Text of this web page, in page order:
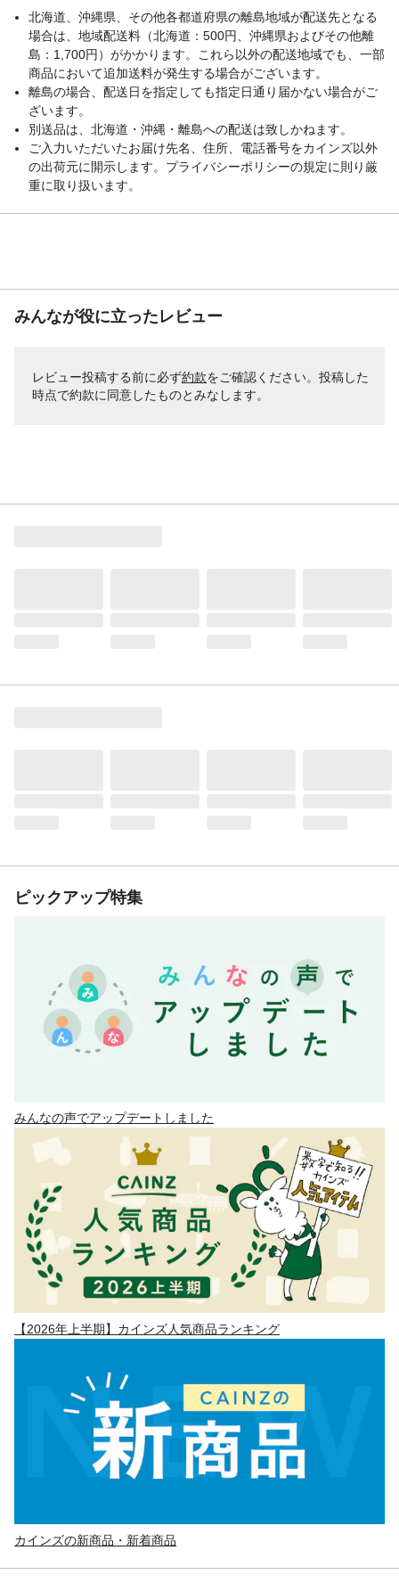
北海道、沖縄県、その他各都道府県の離島地域が配送先となる
場合は、地域配送料（北海道：500円、沖縄県およびその他離
島：1,700円）がかかります。これら以外の配送地域でも、一部
商品において追加送料が発生する場合がございます。
離島の場合、配送日を指定しても指定日通り届かない場合がご
ざいます。
別送品は、北海道・沖縄・離島への配送は致しかねます。
ご入力いただいたお届け先名、住所、電話番号をカインズ以外
の出荷元に開示します。プライバシーポリシーの規定に則り厳
重に取り扱います。
みんなが役に立ったレビュー
レビュー投稿する前に必ず約款をご確認ください。投稿した
時点で約款に同意したものとみなします。
ピックアップ特集
みんなの声でアップデートしました
【2026年上半期】カインズ人気商品ランキング
カインズの新商品・新着商品